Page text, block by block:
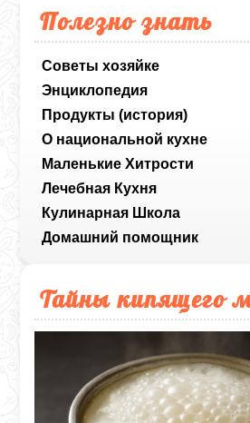
Полезно знать
Советы хозяйке
Энциклопедия
Продукты (история)
О национальной кухне
Маленькие Хитрости
Лечебная Кухня
Кулинарная Школа
Домашний помощник
Тайны кипящего